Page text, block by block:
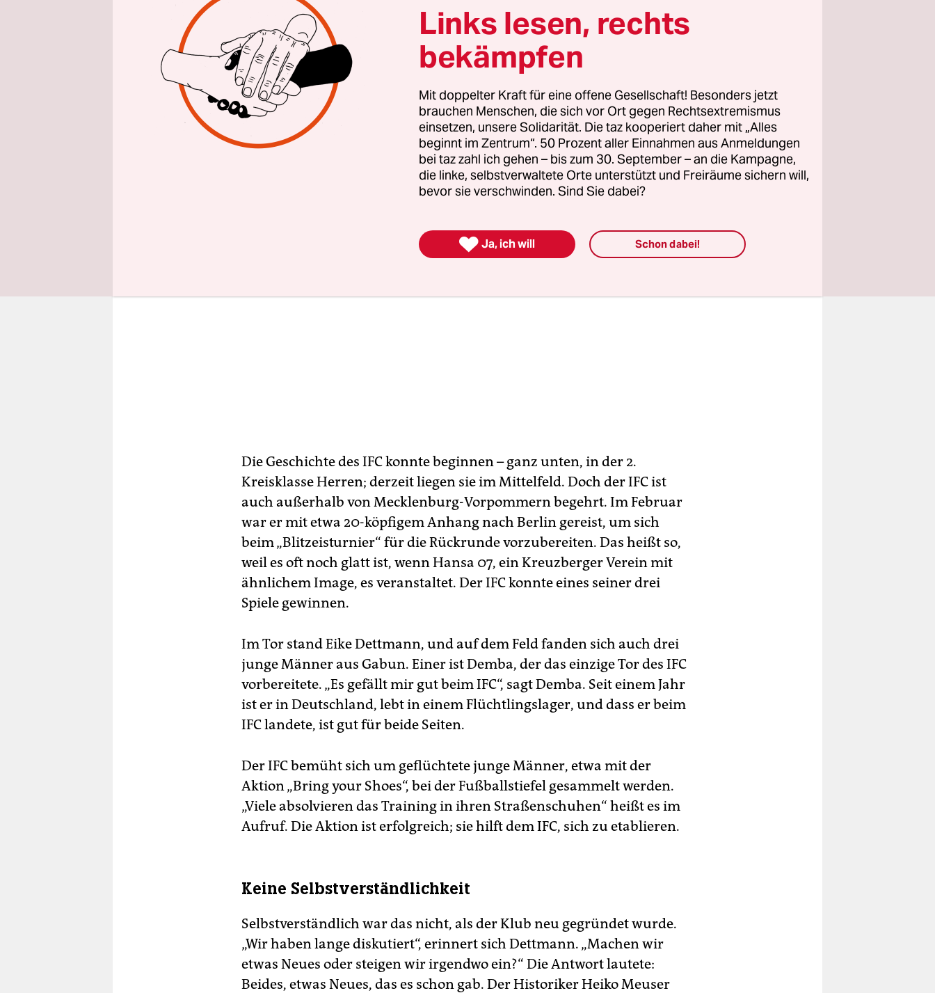
Fußballclubs Rostock, und sein IFC hat zwei Geburtsjahre: 2015 und
1899.
1899 war die Gründung notwendig, weil Ausländer einen Verein
brauchten, in dem sie Fußball spielen konnten. Und 2015 hat es eine
Gründung gebraucht, denn kurz zuvor war ausgerechnet die
Bundeswehr als Sponsor in den Lieblingsklub der linken Szene
Rostocks eingestiegen, den Rostocker FC. „Es waren enttäuschte RFCler,
die den IFC gegründet haben“, erzählt Dettmann.
Die Geschichte des IFC konnte beginnen – ganz unten, in der 2.
Kreisklasse Herren; derzeit liegen sie im Mittelfeld. Doch der IFC ist
auch außerhalb von Mecklenburg-Vorpommern begehrt. Im Februar
war er mit etwa 20-köpfigem Anhang nach Berlin gereist, um sich
beim „Blitz­eisturnier“ für die Rückrunde vorzubereiten. Das heißt so,
weil es oft noch glatt ist, wenn Hansa 07, ein Kreuzberger Verein mit
ähnlichem Image, es veranstaltet. Der IFC konnte eines seiner drei
Spiele gewinnen.
Im Tor stand Eike Dettmann, und auf dem Feld fanden sich auch drei
junge Männer aus Gabun. Einer ist Demba, der das einzige Tor des IFC
vorbereitete. „Es gefällt mir gut beim IFC“, sagt Demba. Seit einem Jahr
ist er in Deutschland, lebt in einem Flüchtlingslager, und dass er beim
IFC landete, ist gut für beide Seiten.
Der IFC bemüht sich um geflüchtete junge Männer, etwa mit der
Aktion „Bring your Shoes“, bei der Fußballstiefel gesammelt werden.
„Viele absolvieren das Training in ihren Straßenschuhen“ heißt es im
Aufruf. Die Aktion ist erfolgreich; sie hilft dem IFC, sich zu etablieren.
Keine Selbstverständlichkeit
Selbstverständlich war das nicht, als der Klub neu gegründet wurde.
„Wir haben lange diskutiert“, erinnert sich Dettmann. „Machen wir
etwas Neues oder steigen wir irgendwo ein?“ Die Antwort lautete:
Beides, etwas Neues, das es schon gab. Der Historiker Heiko Meuser
Links lesen, rechts
bekämpfen
Mit doppelter Kraft für eine offene Gesellschaft! Besonders jetzt
brauchen Menschen, die sich vor Ort gegen Rechtsextremismus
einsetzen, unsere Solidarität. Die taz kooperiert daher mit „Alles
beginnt im Zentrum“. 50 Prozent aller Einnahmen aus Anmeldungen
bei taz zahl ich gehen – bis zum 30. September – an die Kampagne,
die linke, selbstverwaltete Orte unterstützt und Freiräume sichern will,
bevor sie verschwinden. Sind Sie dabei?
 Ja, ich will Schon dabei!